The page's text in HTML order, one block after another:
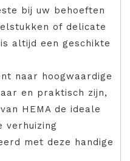
bij uw behoeften
of delicate
altijd een geschikte
naar hoogwaardige
en praktisch zijn,
HEMA de ideale
verhuizing
met deze handige